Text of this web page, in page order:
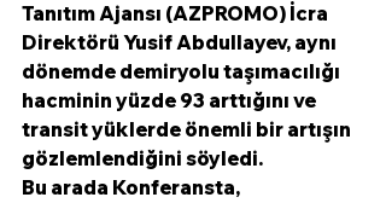
Tanıtım Ajansı (AZPROMO) İcra
Direktörü Yusif Abdullayev, aynı
dönemde demiryolu taşımacılığı
hacminin yüzde 93 arttığını ve
transit yüklerde önemli bir artışın
gözlemlendiğini söyledi.
Bu arada Konferansta,